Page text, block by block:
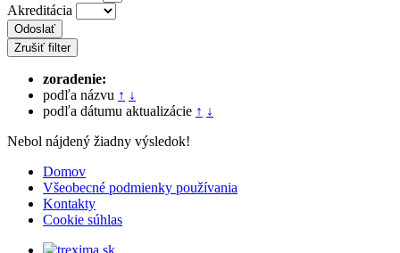
Akreditácia
Odoslať
Zrušiť filter
zoradenie:
podľa názvu ↑ ↓
podľa dátumu aktualizácie ↑ ↓
Nebol nájdený žiadny výsledok!
Domov
Všeobecné podmienky používania
Kontakty
Cookie súhlas